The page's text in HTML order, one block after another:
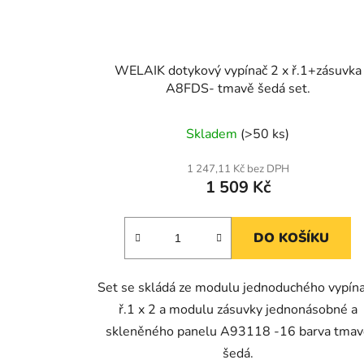
WELAIK dotykový vypínač 2 x ř.1+zásuvka
A8FDS- tmavě šedá set.
Skladem (>50 ks)
1 247,11 Kč bez DPH
1 509 Kč
DO KOŠÍKU
Set se skládá ze modulu jednoduchého
ř.1 x 2 a modulu zásuvky jednonásobné a
skleněného panelu A93118 -16 barva
šedá.